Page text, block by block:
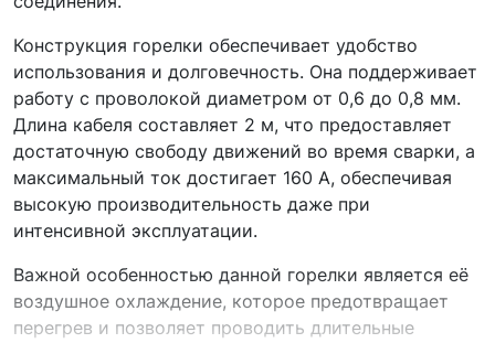
Конструкция горелки обеспечивает удобство
использования и долговечность. Она поддерживает
работу с проволокой диаметром от 0,6 до 0,8 мм.
Длина кабеля составляет 2 м, что предоставляет
достаточную свободу движений во время сварки, а
максимальный ток достигает 160 А, обеспечивая
высокую производительность даже при
интенсивной эксплуатации.
Важной особенностью данной горелки является её
воздушное охлаждение, которое предотвращает
перегрев и позволяет проводить длительные